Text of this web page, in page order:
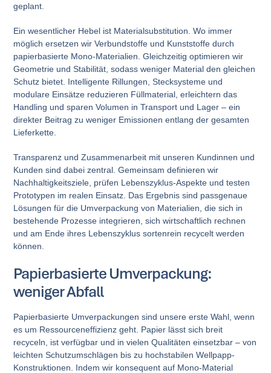
geplant.
Ein wesentlicher Hebel ist Materialsubstitution. Wo immer
möglich ersetzen wir Verbundstoffe und Kunststoffe durch
papierbasierte Mono-Materialien. Gleichzeitig optimieren wir
Geometrie und Stabilität, sodass weniger Material den gleichen
Schutz bietet. Intelligente Rillungen, Stecksysteme und
modulare Einsätze reduzieren Füllmaterial, erleichtern das
Handling und sparen Volumen in Transport und Lager – ein
direkter Beitrag zu weniger Emissionen entlang der gesamten
Lieferkette.
Transparenz und Zusammenarbeit mit unseren Kundinnen und
Kunden sind dabei zentral. Gemeinsam definieren wir
Nachhaltigkeitsziele, prüfen Lebenszyklus-Aspekte und testen
Prototypen im realen Einsatz. Das Ergebnis sind passgenaue
Lösungen für die Umverpackung von Materialien, die sich in
bestehende Prozesse integrieren, sich wirtschaftlich rechnen
und am Ende ihres Lebenszyklus sortenrein recycelt werden
können.
Papierbasierte Umverpackung:
weniger Abfall
Papierbasierte Umverpackungen sind unsere erste Wahl, wenn
es um Ressourceneffizienz geht. Papier lässt sich breit
recyceln, ist verfügbar und in vielen Qualitäten einsetzbar – von
leichten Schutzumschlägen bis zu hochstabilen Wellpapp-
Konstruktionen. Indem wir konsequent auf Mono-Material